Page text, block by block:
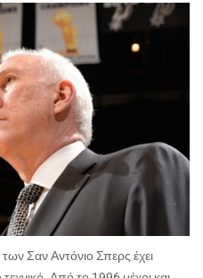
Σαν Αντόνιο Σπερς έχει